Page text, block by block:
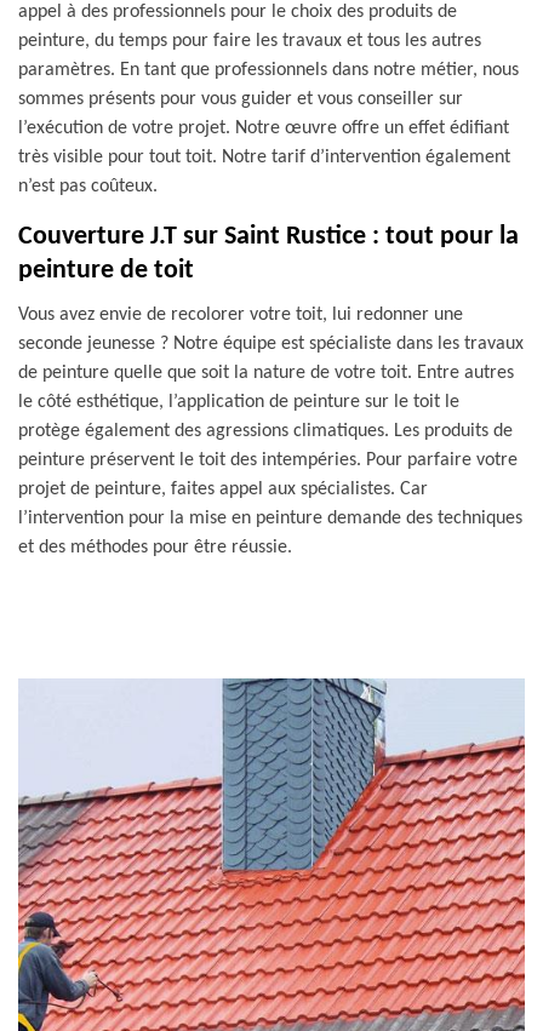
appel à des professionnels pour le choix des produits de
peinture, du temps pour faire les travaux et tous les autres
paramètres. En tant que professionnels dans notre métier, nous
sommes présents pour vous guider et vous conseiller sur
l’exécution de votre projet. Notre œuvre offre un effet édifiant
très visible pour tout toit. Notre tarif d’intervention également
n’est pas coûteux.
Couverture J.T sur Saint Rustice : tout pour la
peinture de toit
Vous avez envie de recolorer votre toit, lui redonner une
seconde jeunesse ? Notre équipe est spécialiste dans les travaux
de peinture quelle que soit la nature de votre toit. Entre autres
le côté esthétique, l’application de peinture sur le toit le
protège également des agressions climatiques. Les produits de
peinture préservent le toit des intempéries. Pour parfaire votre
projet de peinture, faites appel aux spécialistes. Car
l’intervention pour la mise en peinture demande des techniques
et des méthodes pour être réussie.